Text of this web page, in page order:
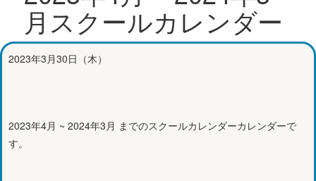
月スクールカレンダー
2023年3月30日（木）
2023年4月 ~ 2024年3月 までのスクールカレンダーカレンダーで
す。